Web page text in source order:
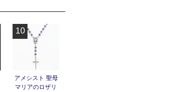
10
アメシスト 聖母
マリアのロザリ